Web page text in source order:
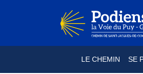
LE CHEMIN SE